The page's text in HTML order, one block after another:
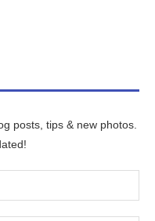
posts, tips & new photos.